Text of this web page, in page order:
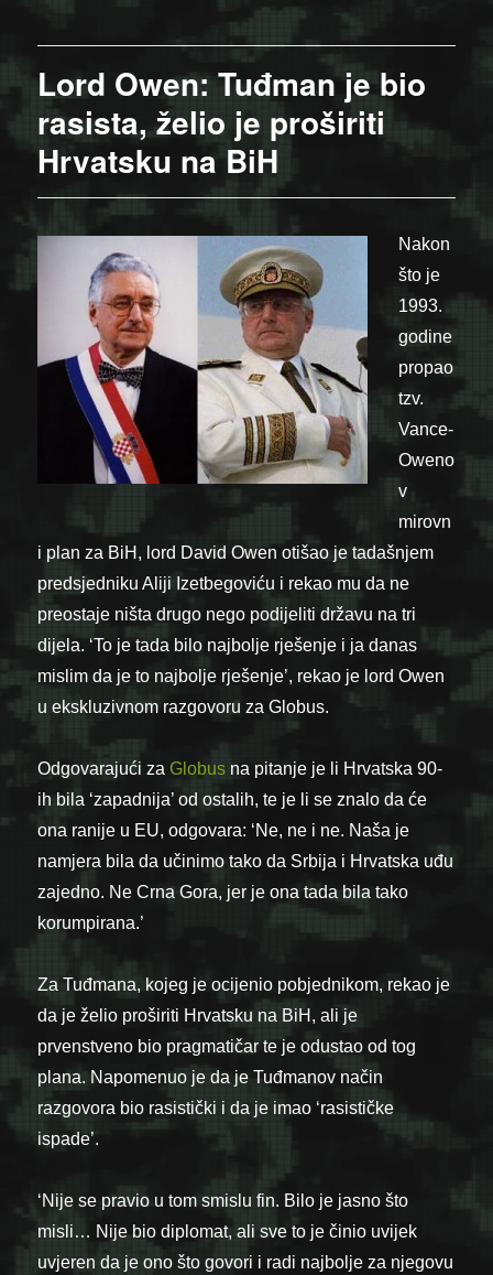
Lord Owen: Tuđman je bio
rasista, želio je proširiti
Hrvatsku na BiH
Nakon
što je
1993.
godine
propao
tzv.
Vance-
Oweno
v
mirovn
i plan za BiH, lord David Owen otišao je tadašnjem
predsjedniku Aliji Izetbegoviću i rekao mu da ne
preostaje ništa drugo nego podijeliti državu na tri
dijela. ‘To je tada bilo najbolje rješenje i ja danas
mislim da je to najbolje rješenje’, rekao je lord Owen
u ekskluzivnom razgovoru za Globus.
Odgovarajući za Globus na pitanje je li Hrvatska 90-
ih bila ‘zapadnija’ od ostalih, te je li se znalo da će
ona ranije u EU, odgovara: ‘Ne, ne i ne. Naša je
namjera bila da učinimo tako da Srbija i Hrvatska uđu
zajedno. Ne Crna Gora, jer je ona tada bila tako
korumpirana.’
Za Tuđmana, kojeg je ocijenio pobjednikom, rekao je
da je želio proširiti Hrvatsku na BiH, ali je
prvenstveno bio pragmatičar te je odustao od tog
plana. Napomenuo je da je Tuđmanov način
razgovora bio rasistički i da je imao ‘rasističke
ispade’.
‘Nije se pravio u tom smislu fin. Bilo je jasno što
misli… Nije bio diplomat, ali sve to je činio uvijek
uvjeren da je ono što govori i radi najbolje za njegovu